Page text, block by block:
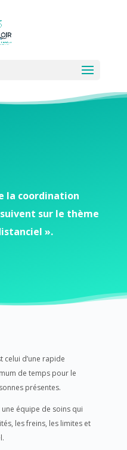
la coordination
sur le thème
».
celui d’une rapide
de temps pour le
présentes.
équipe de soins qui
les freins, les limites et